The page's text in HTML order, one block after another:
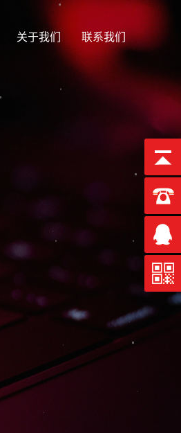
关于我们 联系我们